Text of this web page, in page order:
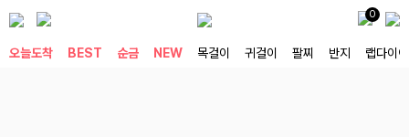
0
오늘도착 BEST 순금 NEW 목걸이 귀걸이 팔찌 반지 랩다이아